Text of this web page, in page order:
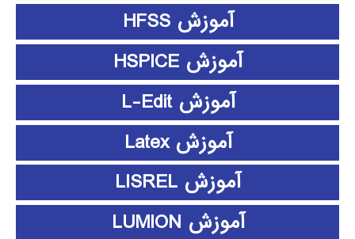
آموزش HFSS
آموزش HSPICE
آموزش L-Edit
آموزش Latex
آموزش LISREL
آموزش LUMION